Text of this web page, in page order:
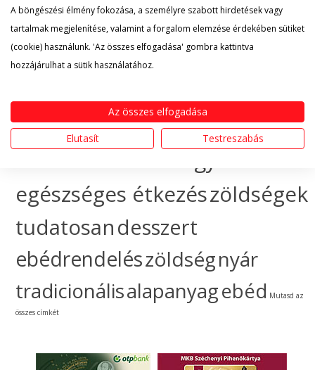
érdekességhogyan
készítsemegészséges
gyümölcsünnepebéd
egészséges étkezészöldségek
tudatosandesszert
ebédrendelészöldségnyár
tradicionálisalapanyagebéd Mutasd az
összes címkét
A böngészési élmény fokozása, a személyre szabott hirdetések vagy
tartalmak megjelenítése, valamint a forgalom elemzése érdekében sütiket
(cookie) használunk. 'Az összes elfogadása' gombra kattintva
hozzájárulhat a sütik használatához.
Az összes elfogadása
Elutasít
Testreszabás